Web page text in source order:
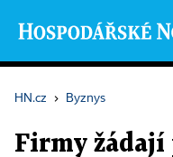
HN.cz › Byznys
Firmy žádají